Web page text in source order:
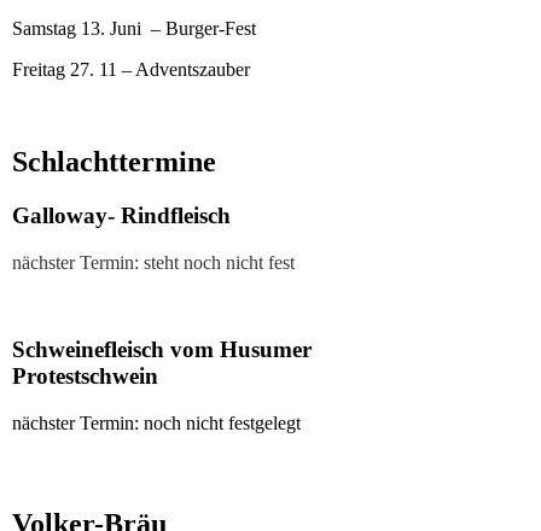
Samstag 13. Juni – Burger-Fest
Freitag 27. 11 – Adventszauber
Schlachttermine
Galloway- Rindfleisch
nächster Termin: steht noch nicht fest
Schweinefleisch vom Husumer
Protestschwein
nächster Termin: noch nicht festgelegt
Volker-Bräu